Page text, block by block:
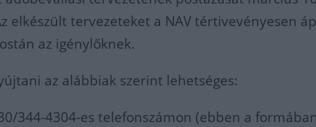
elkészült tervezeteket a NAV tértivevényesen
az igénylőknek.
az alábbiak szerint lehetséges:
344-4304-es telefonszámon (ebben a